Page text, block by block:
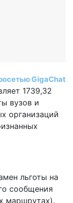
GigaChat
1739,32
вузов и
организаций
льготы на
сообщения
маршрутах).